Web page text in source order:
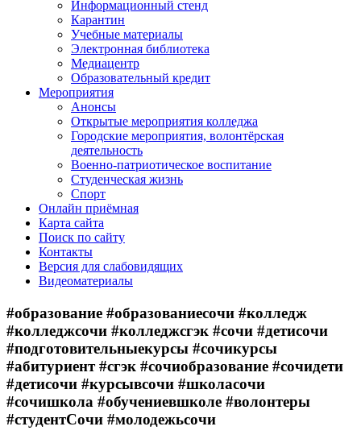
Информационный стенд
Карантин
Учебные материалы
Электронная библиотека
Медиацентр
Образовательный кредит
Мероприятия
Анонсы
Открытые мероприятия колледжа
Городские мероприятия, волонтёрская
деятельность
Военно-патриотическое воспитание
Студенческая жизнь
Спорт
Онлайн приёмная
Карта сайта
Поиск по сайту
Контакты
Версия для слабовидящих
Видеоматериалы
#образование #образованиесочи #колледж
#колледжсочи #колледжсгэк #сочи #детисочи
#подготовительныекурсы #сочикурсы
#абитуриент #сгэк #сочиобразование #сочидети
#детисочи #курсывсочи #школасочи
#сочишкола #обучениевшколе #волонтеры
#студентСочи #молодежьсочи